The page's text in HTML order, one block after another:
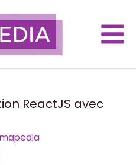
Main
ReactJS avec